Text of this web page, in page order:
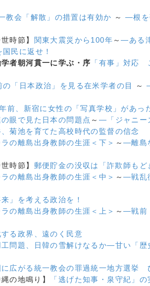
教会「解散」の措置は有効か ～ —根を
時節】 関東大震災から100年 ～—ある
民に返せ！
者朝河貫一に学ぶ・序 「有事」対応
の「日本政治」を見る在米学者の目 ～
前、新宿に女性の「写真学校」があっ
の眼で見た日本の問題点 ～ —「ジャニー
、菊池を育てた高校時代の監督の信念
ラの離島出身教師の生涯＜下＞ ～ —離島
時節】 郵便貯金の没収は「詐欺師もど
ラの離島出身教師の生涯＜中＞ ～ —戦乱
来」を考える政治を！
ラの離島出身教師の生涯＜上＞ ～ —戦前
る政界、遠のく民意
問題、日韓の雪解けなるか—甘い「歴
広がる統一教会の罪過統一地方選挙
の地鳴り】
「逃げた知事・泉守紀」の